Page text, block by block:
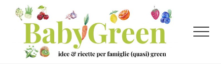
Menu
Passa
contenuto
principale
Passa
Menu